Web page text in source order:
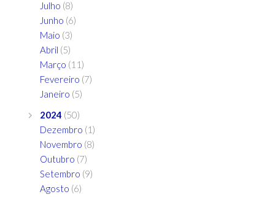
Julho (8)
Junho (6)
Maio (3)
Abril (5)
Março (11)
Fevereiro (7)
Janeiro (5)
2024 (50)
Dezembro (1)
Novembro (8)
Outubro (7)
Setembro (9)
Agosto (6)